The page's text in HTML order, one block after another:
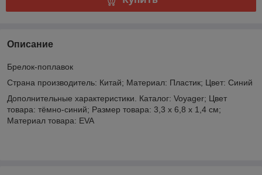
Описание
Брелок-поплавок
Страна производитель: Китай; Материал: Пластик; Цвет: Синий
Дополнительные характеристики. Каталог: Voyager; Цвет
товара: тёмно-синий; Размер товара: 3,3 x 6,8 x 1,4 см;
Материал товара: EVA